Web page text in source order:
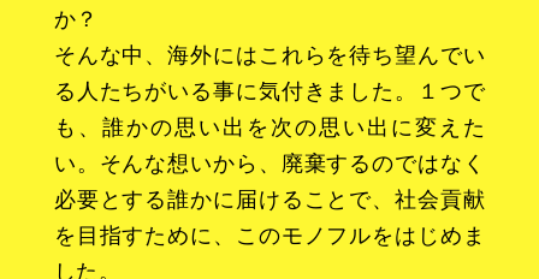
か？
そんな中、海外にはこれらを待ち望んでい
る人たちがいる事に気付きました。１つで
も、誰かの思い出を次の思い出に変えた
い。そんな想いから、廃棄するのではなく
必要とする誰かに届けることで、社会貢献
を目指すために、このモノフルをはじめま
した。